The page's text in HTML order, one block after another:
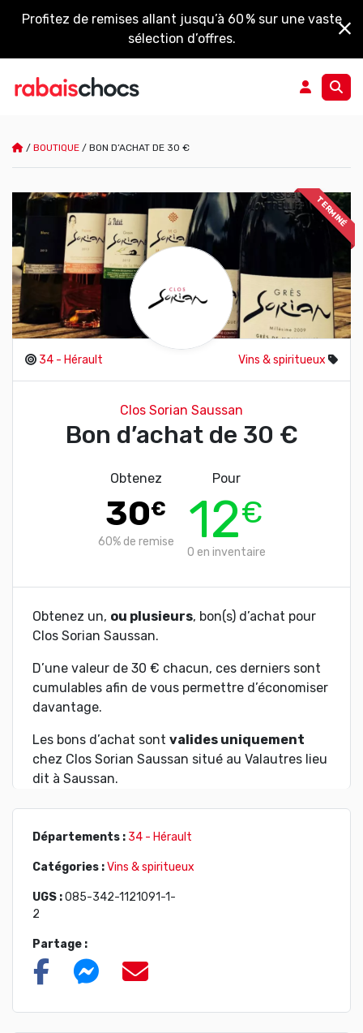
Profitez de remises allant jusqu’à 60 % sur une vaste
sélection d’offres.
/ BOUTIQUE / BON D’ACHAT DE 30 €
TERMINÉ
34 - Hérault Vins & spiritueux
Clos Sorian Saussan
Bon d’achat de 30 €
Obtenez
30€
60%de remise
Pour
12€
0 en inventaire
Obtenez un, ou plusieurs, bon(s) d’achat pour
Clos Sorian Saussan.
D’une valeur de 30 € chacun, ces derniers sont
cumulables afin de vous permettre d’économiser
davantage.
Les bons d’achat sont valides uniquement
chez Clos Sorian Saussan situé au Valautres lieu
dit à Saussan.
Départements : 34 - Hérault
Catégories :Vins & spiritueux
UGS :085-342-1121091-1-
2
Partage :